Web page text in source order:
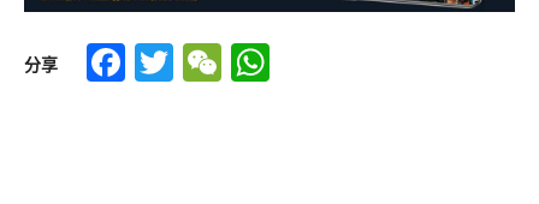
分享 Facebook
TwitterWeChat